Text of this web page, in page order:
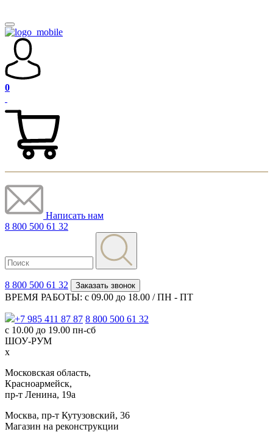
0
Написать нам
8 800 500 61 32
8 800 500 61 32 Заказать звонок
ВРЕМЯ РАБОТЫ: с 09.00 до 18.00 / ПН - ПТ
+7 985 411 87 87 8 800 500 61 32
с 10.00 до 19.00 пн-сб
ШОУ-РУМ
x
Московская область,
Красноармейск,
пр-т Ленина, 19а
Москва, пр-т Кутузовский, 36
Магазин на реконструкции